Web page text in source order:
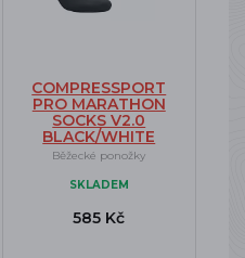
COMPRESSPORT
PRO MARATHON
SOCKS V2.0
BLACK/WHITE
Běžecké ponožky
SKLADEM
585 Kč